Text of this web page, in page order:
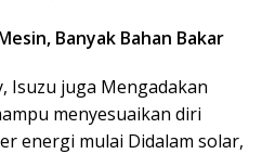
Banyak Bahan Bakar
Isuzu juga Mengadakan
menyesuaikan diri
energi mulai Didalam solar,